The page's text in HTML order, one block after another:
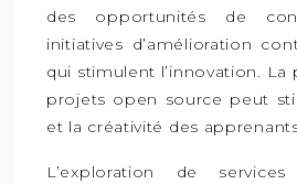
des opportunités de
initiatives d’amélioration
qui stimulent l’innovation. La
projets open source peut
et la créativité des
L’exploration de